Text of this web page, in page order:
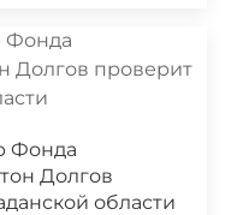
Фонда
Долгов
области